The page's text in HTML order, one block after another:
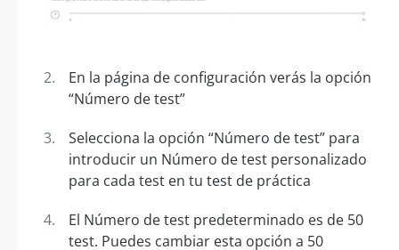
En la página de configuración verás la opción
“Número de test”
Selecciona la opción “Número de test” para
introducir un Número de test personalizado
para cada test en tu test de práctica
El Número de test predeterminado es de 50
test. Puedes cambiar esta opción a 50